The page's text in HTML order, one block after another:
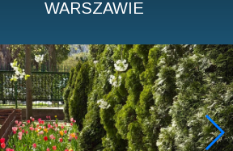
WARSZAWIE